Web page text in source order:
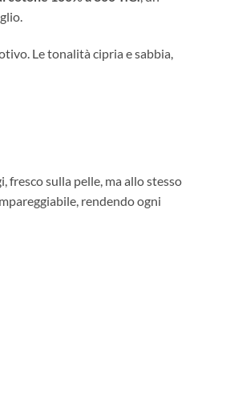
Le tonalità cipria e sabbia,
fresco sulla pelle, ma allo stesso
rendendo ogni